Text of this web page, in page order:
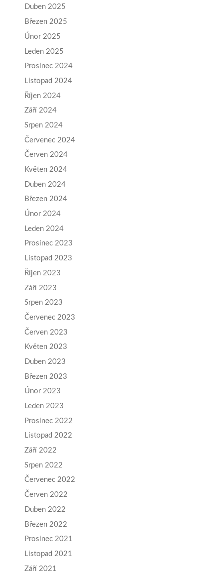
Duben 2025
Březen 2025
Únor 2025
Leden 2025
Prosinec 2024
Listopad 2024
Říjen 2024
Září 2024
Srpen 2024
Červenec 2024
Červen 2024
Květen 2024
Duben 2024
Březen 2024
Únor 2024
Leden 2024
Prosinec 2023
Listopad 2023
Říjen 2023
Září 2023
Srpen 2023
Červenec 2023
Červen 2023
Květen 2023
Duben 2023
Březen 2023
Únor 2023
Leden 2023
Prosinec 2022
Listopad 2022
Září 2022
Srpen 2022
Červenec 2022
Červen 2022
Duben 2022
Březen 2022
Prosinec 2021
Listopad 2021
Září 2021